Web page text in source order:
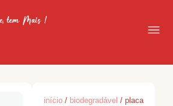
tem Mais !
início / biodegradável / placa